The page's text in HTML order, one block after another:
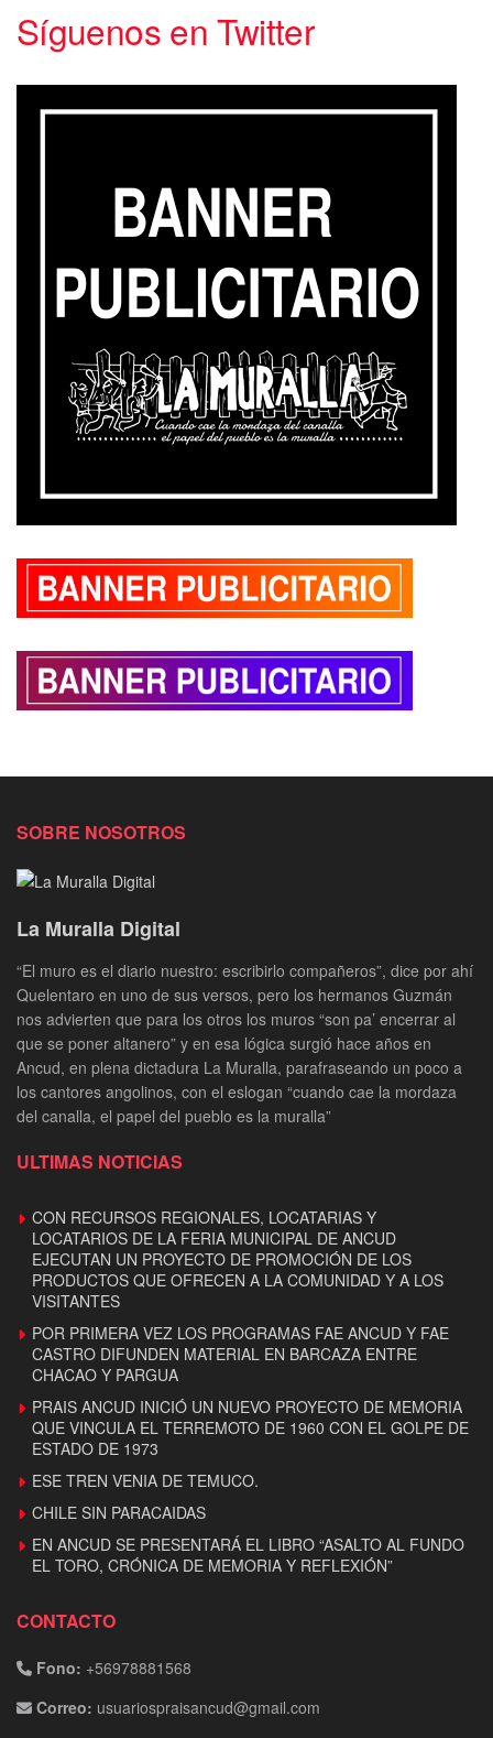
Síguenos en Twitter
SOBRE NOSOTROS
La Muralla Digital
“El muro es el diario nuestro: escribirlo compañeros”, dice por ahí
Quelentaro en uno de sus versos, pero los hermanos Guzmán
nos advierten que para los otros los muros “son pa’ encerrar al
que se poner altanero” y en esa lógica surgió hace años en
Ancud, en plena dictadura La Muralla, parafraseando un poco a
los cantores angolinos, con el eslogan “cuando cae la mordaza
del canalla, el papel del pueblo es la muralla”
ULTIMAS NOTICIAS
CON RECURSOS REGIONALES, LOCATARIAS Y
LOCATARIOS DE LA FERIA MUNICIPAL DE ANCUD
EJECUTAN UN PROYECTO DE PROMOCIÓN DE LOS
PRODUCTOS QUE OFRECEN A LA COMUNIDAD Y A LOS
VISITANTES
POR PRIMERA VEZ LOS PROGRAMAS FAE ANCUD Y FAE
CASTRO DIFUNDEN MATERIAL EN BARCAZA ENTRE
CHACAO Y PARGUA
PRAIS ANCUD INICIÓ UN NUEVO PROYECTO DE MEMORIA
QUE VINCULA EL TERREMOTO DE 1960 CON EL GOLPE DE
ESTADO DE 1973
ESE TREN VENIA DE TEMUCO.
CHILE SIN PARACAIDAS
EN ANCUD SE PRESENTARÁ EL LIBRO “ASALTO AL FUNDO
EL TORO, CRÓNICA DE MEMORIA Y REFLEXIÓN”
CONTACTO
Fono: +56978881568
Correo: usuariospraisancud@gmail.com